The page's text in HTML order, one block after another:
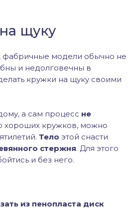
щуку
фабричные модели обычно не
и недолговечны в
кружки на щуку своими
а сам процесс не
хороших кружков, можно
Тело этой снасти
стержня. Для этого
и без него.
из пенопласта диск